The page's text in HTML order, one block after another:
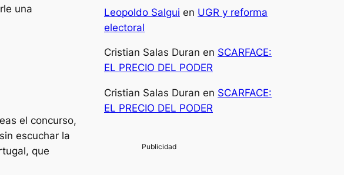
una
el concurso,
escuchar la
que
Leopoldo Salgui en UGR y reforma
electoral
Cristian Salas Duran en SCARFACE:
EL PRECIO DEL PODER
Cristian Salas Duran en SCARFACE:
EL PRECIO DEL PODER